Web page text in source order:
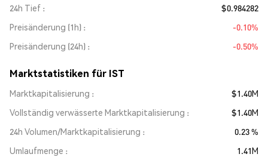
24h Tief
$0.984282
Preisänderung (1h)
-0.10%
Preisänderung (24h)
-0.50%
Marktstatistiken für IST
Marktkapitalisierung
$1.40M
Vollständig verwässerte Marktkapitalisierung
$1.40M
24h Volumen/Marktkapitalisierung
0.23 %
Umlaufmenge
1.41M